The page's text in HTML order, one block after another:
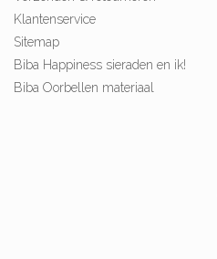
Klantenservice
Sitemap
Biba Happiness sieraden en ik!
Biba Oorbellen materiaal